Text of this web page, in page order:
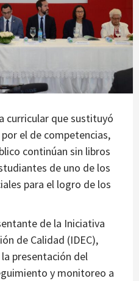
curricular que sustituyó
el de competencias,
continúan sin libros
de uno de los
para el logro de los
de la Iniciativa
de Calidad (IDEC),
presentación del
y monitoreo a